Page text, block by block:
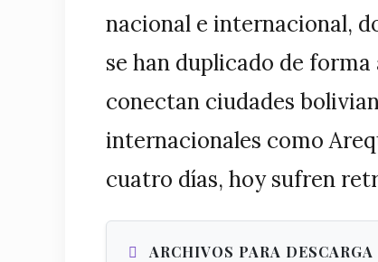
nacional e internacional,
se han duplicado de
conectan ciudades
internacionales como
cuatro días, hoy sufren
ARCHIVOS PARA DESCARGA